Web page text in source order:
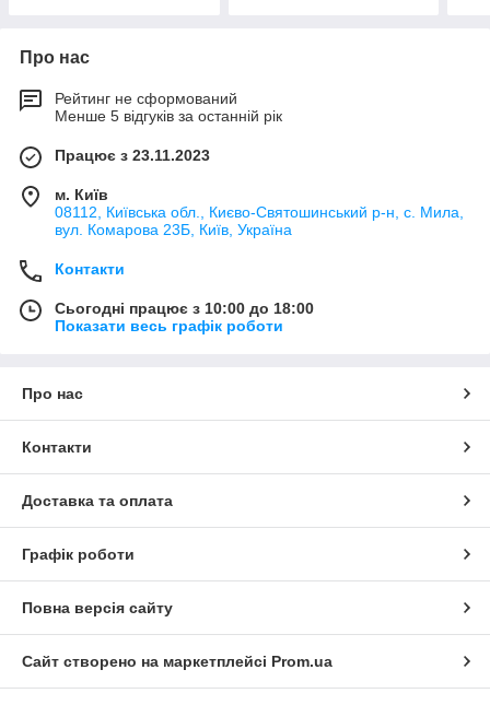
Про нас
Рейтинг не сформований
Менше 5 відгуків за останній рік
Працює з 23.11.2023
м. Київ
08112, Київська обл., Києво-Святошинський р-н, с. Мила,
вул. Комарова 23Б, Київ, Україна
Контакти
Сьогодні працює з 10:00 до 18:00
Показати весь графік роботи
Про нас
Контакти
Доставка та оплата
Графік роботи
Повна версія сайту
Сайт створено на маркетплейсі Prom.ua